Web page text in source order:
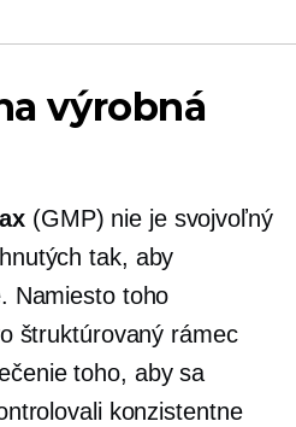
výrobná
(GMP) nie je svojvoľný
tak, aby
Namiesto toho
štruktúrovaný rámec
toho, aby sa
konzistentne